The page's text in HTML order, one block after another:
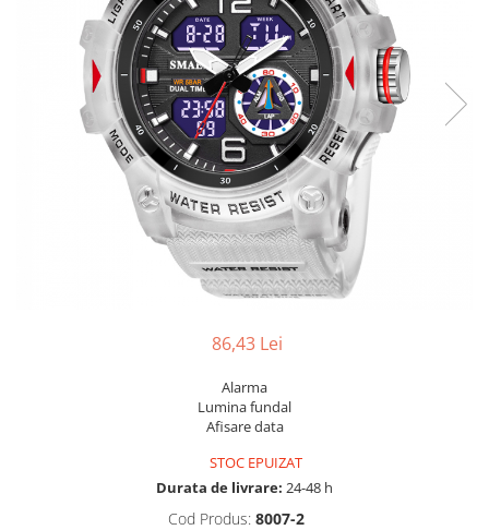
86,43 Lei
Alarma
Lumina fundal
Afisare data
STOC EPUIZAT
Durata de livrare: 24-48 h
Cod Produs: 8007-2